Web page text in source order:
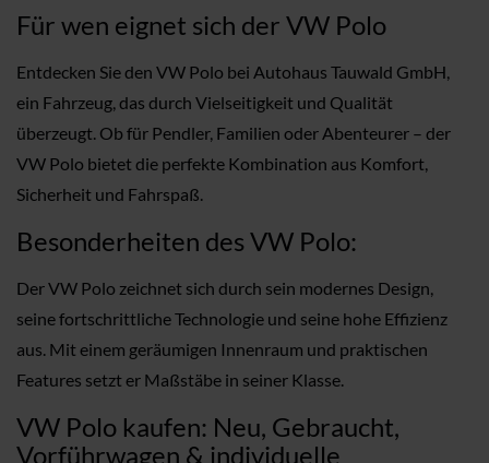
Für wen eignet sich der VW Polo
Entdecken Sie den VW Polo bei Autohaus Tauwald GmbH,
ein Fahrzeug, das durch Vielseitigkeit und Qualität
überzeugt. Ob für Pendler, Familien oder Abenteurer – der
VW Polo bietet die perfekte Kombination aus Komfort,
Sicherheit und Fahrspaß.
Besonderheiten des VW Polo:
Der VW Polo zeichnet sich durch sein modernes Design,
seine fortschrittliche Technologie und seine hohe Effizienz
aus. Mit einem geräumigen Innenraum und praktischen
Features setzt er Maßstäbe in seiner Klasse.
VW Polo kaufen: Neu, Gebraucht,
Vorführwagen & individuelle